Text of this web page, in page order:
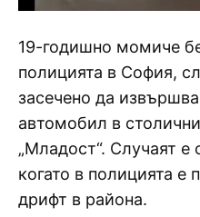
19-годишно момиче
полицията в София,
засечено да
автомобил в
„Младост“. Случаят
когато в полицията е
дрифт в района.